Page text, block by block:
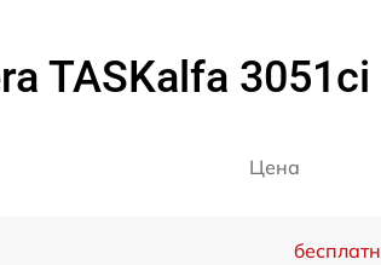
TASKalfa 3051ci
Цена